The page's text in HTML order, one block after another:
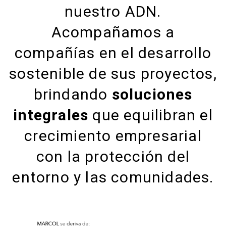
nuestro ADN.
Acompañamos a
compañías en el desarrollo
sostenible de sus proyectos,
brindando soluciones
integrales que equilibran el
crecimiento empresarial
con la protección del
entorno y las comunidades.